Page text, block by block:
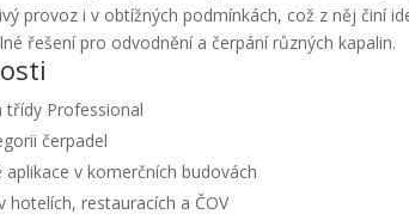
provoz i v obtížných podmínkách, což z něj činí
řešení pro odvodnění a čerpání různých kapalin.
třídy Professional
čerpadel
v komerčních budovách
hotelích, restauracích a ČOV